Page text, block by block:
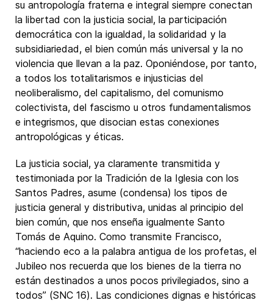
su antropología fraterna e integral siempre conectan
la libertad con la justicia social, la participación
democrática con la igualdad, la solidaridad y la
subsidiariedad, el bien común más universal y la no
violencia que llevan a la paz. Oponiéndose, por tanto,
a todos los totalitarismos e injusticias del
neoliberalismo, del capitalismo, del comunismo
colectivista, del fascismo u otros fundamentalismos
e integrismos, que disocian estas conexiones
antropológicas y éticas.
La justicia social, ya claramente transmitida y
testimoniada por la Tradición de la Iglesia con los
Santos Padres, asume (condensa) los tipos de
justicia general y distributiva, unidas al principio del
bien común, que nos enseña igualmente Santo
Tomás de Aquino. Como transmite Francisco,
“haciendo eco a la palabra antigua de los profetas, el
Jubileo nos recuerda que los bienes de la tierra no
están destinados a unos pocos privilegiados, sino a
todos” (SNC 16). Las condiciones dignas e históricas